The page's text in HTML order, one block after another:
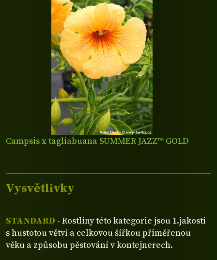
Campsis x tagliabuana SUMMER JAZZ™ GOLD
Vysvětlivky
STANDARD - Rostliny této kategorie jsou 1.jakosti
s hustotou větví a celkovou šířkou přiměřenou
věku a způsobu pěstování v kontejnerech.